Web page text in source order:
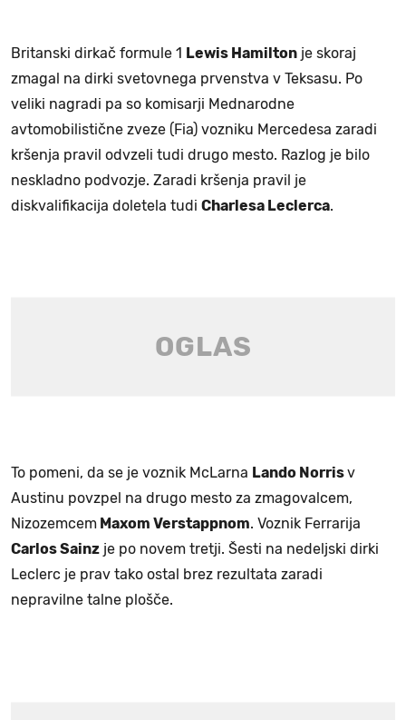
Britanski dirkač formule 1 Lewis Hamilton je skoraj
zmagal na dirki svetovnega prvenstva v Teksasu. Po
veliki nagradi pa so komisarji Mednarodne
avtomobilistične zveze (Fia) vozniku Mercedesa zaradi
kršenja pravil odvzeli tudi drugo mesto. Razlog je bilo
neskladno podvozje. Zaradi kršenja pravil je
diskvalifikacija doletela tudi Charlesa Leclerca.
To pomeni, da se je voznik McLarna Lando Norrisv
Austinu povzpel na drugo mesto za zmagovalcem,
Nizozemcem Maxom Verstappnom. Voznik Ferrarija
Carlos Sainz je po novem tretji. Šesti na nedeljski dirki
Leclerc je prav tako ostal brez rezultata zaradi
nepravilne talne plošče.